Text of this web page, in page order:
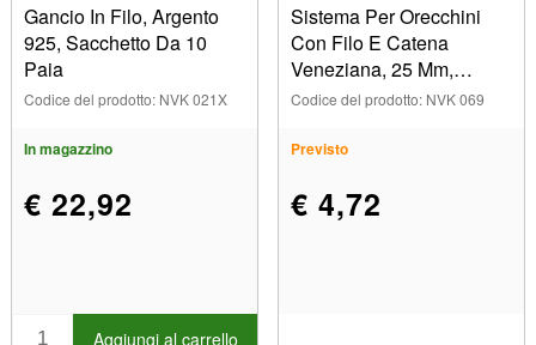
Gancio In Filo, Argento
925, Sacchetto Da 10
Paia
Codice del prodotto: NVK 021X
In magazzino
€ 22,92
Aggiungi al carrello
Sistema Per Orecchini
Con Filo E Catena
Veneziana, 25 Mm,
Argento 925,pezzo
Codice del prodotto: NVK 069
Previsto
€ 4,72